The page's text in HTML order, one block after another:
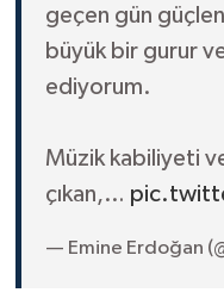
geçen gün
büyük bir gurur
ediyorum.
Müzik kabiliyeti
çıkan,…
— Emine Erdoğan